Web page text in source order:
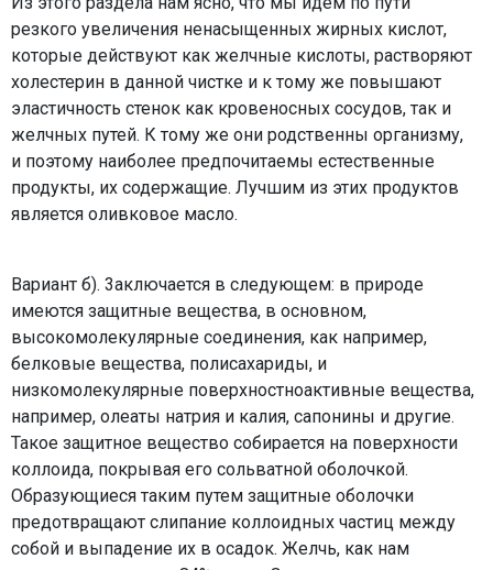
резкого увеличения ненасыщенных жирных кислот,
которые действуют как желчные кислоты, растворяют
холестерин в данной чистке и к тому же повышают
эластичность стенок как кровеносных сосудов, так и
желчных путей. К тому же они родственны организму,
и поэтому наиболее предпочитаемы естественные
продукты, их содержащие. Лучшим из этих продуктов
является оливковое масло.
Вариант б). 3аключается в следующем: в природе
имеются защитные вещества, в основном,
высокомолекулярные соединения, как например,
белковые вещества, полисахариды, и
низкомолекулярные поверхностноактивные вещества,
например, олеаты натрия и калия, сапонины и другие.
Такое защитное вещество собирается на поверхности
коллоида, покрывая его сольватной оболочкой.
Образующиеся таким путем защитные оболочки
предотвращают слипание коллоидных частиц между
собой и выпадение их в осадок. Желчь, как нам